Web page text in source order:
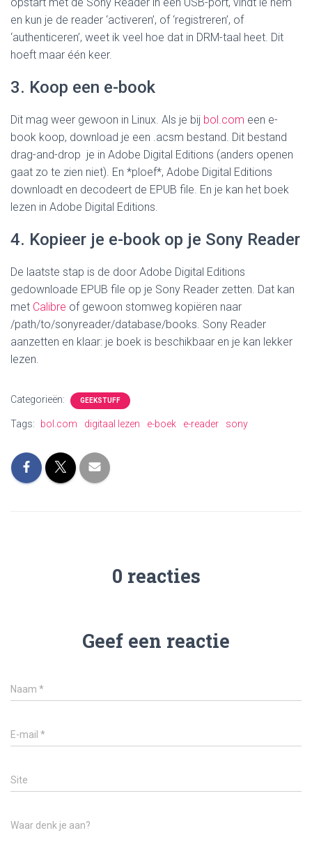
en kun je de reader ‘activeren’, of ‘registreren’, of
‘authenticeren’, weet ik veel hoe dat in DRM-taal heet. Dit
hoeft maar één keer.
3. Koop een e-book
Dit mag weer gewoon in Linux. Als je bij bol.com een e-
book koop, download je een .acsm bestand. Dit bestand
drag-and-drop je in Adobe Digital Editions (anders openen
gaat zo te zien niet). En *ploef*, Adobe Digital Editions
downloadt en decodeert de EPUB file. En je kan het boek
lezen in Adobe Digital Editions.
4. Kopieer je e-book op je Sony Reader
De laatste stap is de door Adobe Digital Editions
gedownloade EPUB file op je Sony Reader zetten. Dat kan
met Calibre of gewoon stomweg kopiëren naar
/path/to/sonyreader/database/books. Sony Reader
aanzetten en klaar: je boek is beschikbaar en je kan lekker
lezen.
Categorieën: GEEKSTUFF
Tags: bol.com digitaal lezen e-boek e-reader sony
0 reacties
Geef een reactie
Naam *
E-mail *
Site
Waar denk je aan?